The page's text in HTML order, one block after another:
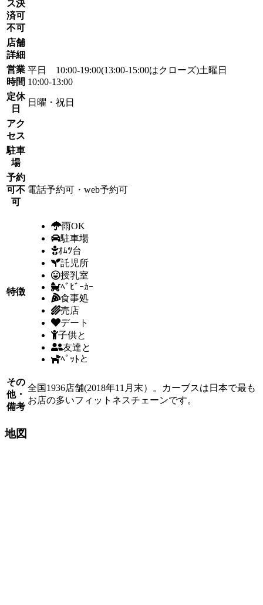
ス決
済可
不可
店舗
詳細
営業
時間
平日 10:00-19:00(13:00-15:00はクローズ)土曜日
10:00-13:00
定休
日
日曜・祝日
アク
セス
駐車
場
予約
可不
可
電話予約可・web予約可
特徴
雨OK
駐車場
ｵﾑﾂ台
託児所
授乳室
ﾍﾞﾋﾞｰｶｰ
食事処
売店
デート
子供と
友達と
ﾍﾟｯﾄと
その
他・
備考
全国1936店舗(2018年11月末）。カーブスは日本で最も
お店の多いフィットネスチェーンです。
地図